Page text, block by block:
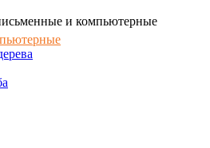
и компьютерные